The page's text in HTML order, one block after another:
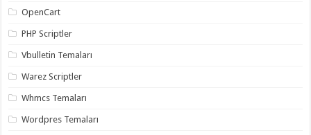
OpenCart
PHP Scriptler
Vbulletin Temaları
Warez Scriptler
Whmcs Temaları
Wordpres Temaları